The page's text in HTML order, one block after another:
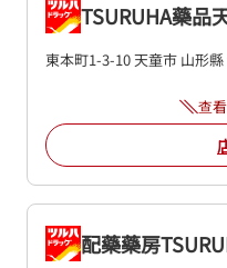
TSURUHA藥品
東本町1-3-10天童市 山形縣
查
配藥藥房